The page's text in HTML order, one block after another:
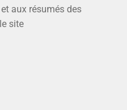
aux résumés des
site